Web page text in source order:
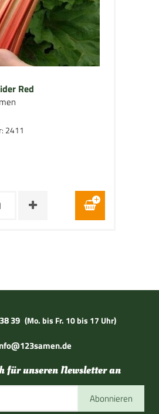
Red
2411
39 (Mo. bis Fr. 10 bis 17 Uhr)
für unseren Newsletter an
Abonnieren